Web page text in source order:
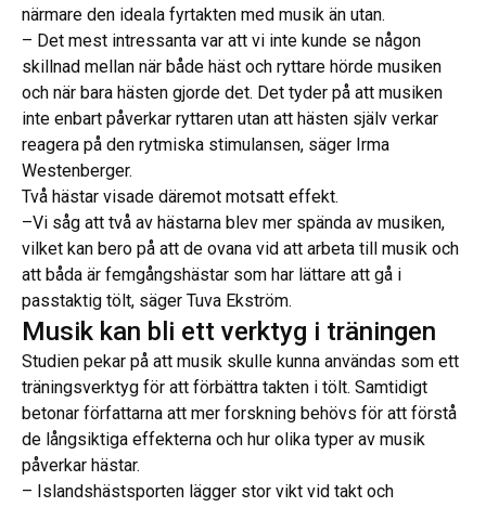
närmare den ideala fyrtakten med musik än utan.
– Det mest intressanta var att vi inte kunde se någon
skillnad mellan när både häst och ryttare hörde musiken
och när bara hästen gjorde det. Det tyder på att musiken
inte enbart påverkar ryttaren utan att hästen själv verkar
reagera på den rytmiska stimulansen, säger Irma
Westenberger.
Två hästar visade däremot motsatt effekt.
–Vi såg att två av hästarna blev mer spända av musiken,
vilket kan bero på att de ovana vid att arbeta till musik och
att båda är femgångshästar som har lättare att gå i
passtaktig tölt, säger Tuva Ekström.
Musik kan bli ett verktyg i träningen
Studien pekar på att musik skulle kunna användas som ett
träningsverktyg för att förbättra takten i tölt. Samtidigt
betonar författarna att mer forskning behövs för att förstå
de långsiktiga effekterna och hur olika typer av musik
påverkar hästar.
– Islandshästsporten lägger stor vikt vid takt och